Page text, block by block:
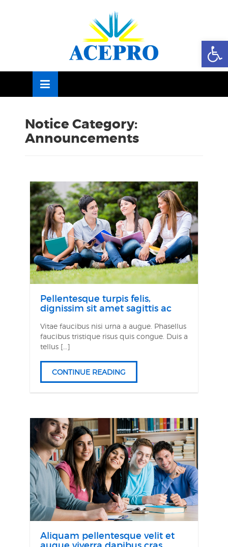
Notice Category:
Announcements
Pellentesque turpis felis,
dignissim sit amet sagittis ac
Vitae faucibus nisi urna a augue. Phasellus
faucibus tristique risus quis congue. Duis a
tellus […]
CONTINUE READING
Aliquam pellentesque velit et